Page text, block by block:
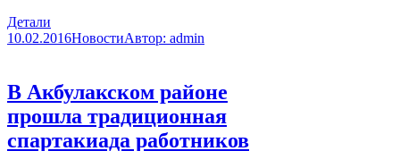
Детали
10.02.2016НовостиАвтор: admin
В Акбулакском районе
прошла традиционная
спартакиада работников